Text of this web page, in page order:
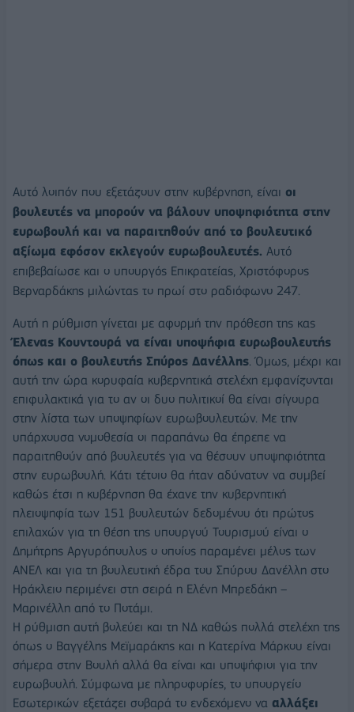
Αυτό λοιπόν που εξετάζουν στην κυβέρνηση, είναι οι
βουλευτές να μπορούν να βάλουν υποψηφιότητα στην
ευρωβουλή και να παραιτηθούν από το βουλευτικό
αξίωμα εφόσον εκλεγούν ευρωβουλευτές. Αυτό
επιβεβαίωσε και ο υπουργός Επικρατείας, Χριστόφορος
Βερναρδάκης μιλώντας το πρωί στο ραδιόφωνο 247.
Αυτή η ρύθμιση γίνεται με αφορμή την πρόθεση της κας
Έλενας Κουντουρά να είναι υποψήφια ευρωβουλευτής
όπως και ο βουλευτής Σπύρος Δανέλλης. Όμως, μέχρι και
αυτή την ώρα κορυφαία κυβερνητικά στελέχη εμφανίζονται
επιφυλακτικά για το αν οι δυο πολιτικοί θα είναι σίγουρα
στην λίστα των υποψηφίων ευρωβουλευτών. Με την
υπάρχουσα νομοθεσία οι παραπάνω θα έπρεπε να
παραιτηθούν από βουλευτές για να θέσουν υποψηφιότητα
στην ευρωβουλή. Κάτι τέτοιο θα ήταν αδύνατον να συμβεί
καθώς έτσι η κυβέρνηση θα έχανε την κυβερνητική
πλειοψηφία των 151 βουλευτών δεδομένου ότι πρώτος
επιλαχών για τη θέση της υπουργού Τουρισμού είναι ο
Δημήτρης Αργυρόπουλος ο οποίος παραμένει μέλος των
ΑΝΕΛ και για τη βουλευτική έδρα του Σπύρου Δανέλλη στο
Ηράκλειο περιμένει στη σειρά η Ελένη Μπρεδάκη –
Μαρινέλλη από το Ποτάμι.
Η ρύθμιση αυτή βολεύει και τη ΝΔ καθώς πολλά στελέχη της
όπως ο Βαγγέλης Μεϊμαράκης και η Κατερίνα Μάρκου είναι
σήμερα στην Βουλή αλλά θα είναι και υποψήφιοι για την
ευρωβουλή. Σύμφωνα με πληροφορίες, το υπουργείο
Εσωτερικών εξετάζει σοβαρά το ενδεχόμενο να αλλάξει